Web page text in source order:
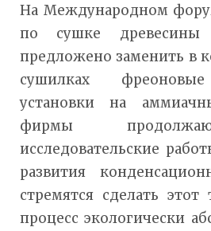
На Международном
по сушке
предложено заменить в
сушилках
установки на
фирмы
исследовательские
развития
стремятся сделать этот
процесс экологически